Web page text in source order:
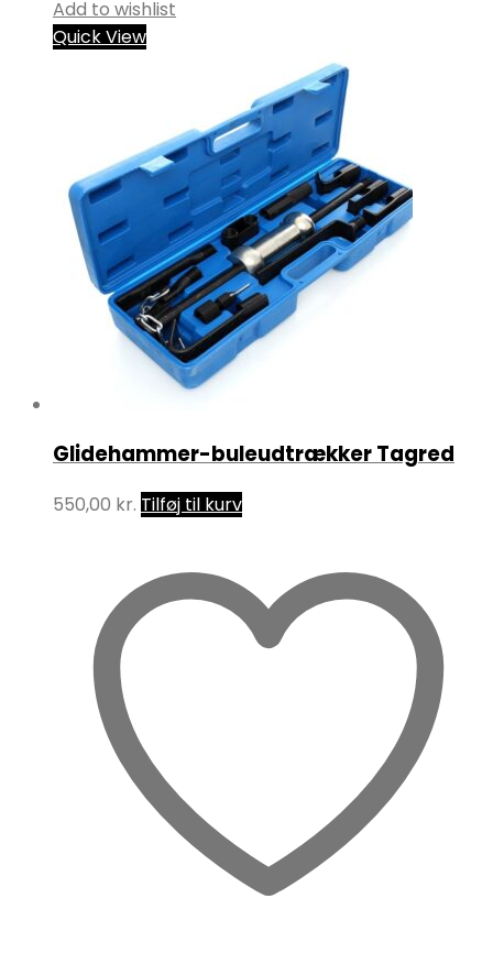
Add to wishlist
Quick View
Glidehammer-buleudtrækker Tagred
550,00 kr. Tilføj til kurv